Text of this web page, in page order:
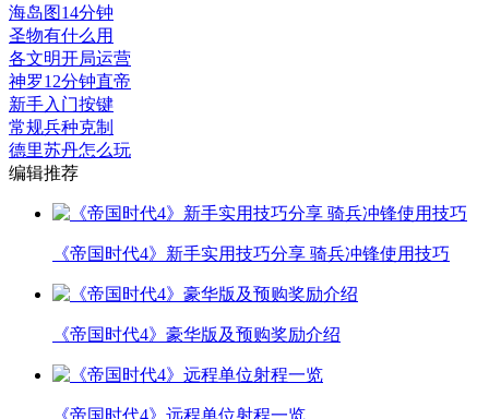
海岛图14分钟
圣物有什么用
各文明开局运营
神罗12分钟直帝
新手入门按键
常规兵种克制
德里苏丹怎么玩
编辑推荐
《帝国时代4》新手实用技巧分享 骑兵冲锋使用技巧
《帝国时代4》豪华版及预购奖励介绍
《帝国时代4》远程单位射程一览